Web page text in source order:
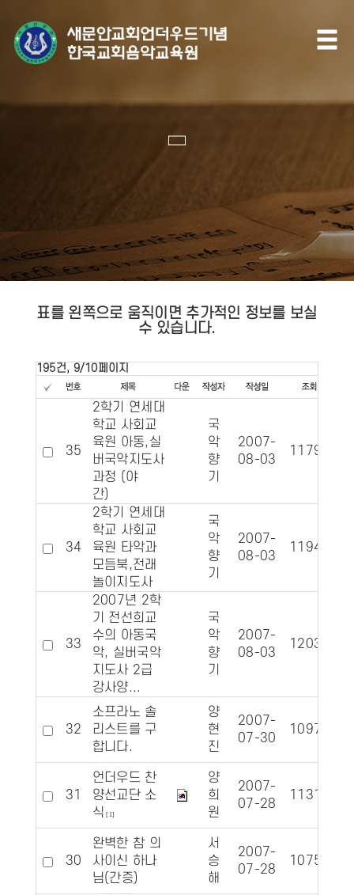
표를 왼쪽으로 움직이면 추가적인 정보를 보실
수 있습니다.
195건, 9/10페이지
35
2학기 연세대
학교 사회교
육원 아동,실
버국악지도사
과정 (야
간)
국
악
향
기
2007-
08-03
11790
34
2학기 연세대
학교 사회교
육원 타악과
모듬북,전래
놀이지도사
국
악
향
기
2007-
08-03
11949
33
2007년 2학
기 전선희교
수의 아동국
악, 실버국악
지도사 2급
강사양...
국
악
향
기
2007-
08-03
12038
32
소프라노 솔
리스트를 구
합니다.
양
현
진
2007-
07-30
10972
31
언더우드 찬
양선교단 소
식 [1]
양
희
원
2007-
07-28
11312
30
완벽한 참 의
사이신 하나
님(간증)
서
승
해
2007-
07-28
10756